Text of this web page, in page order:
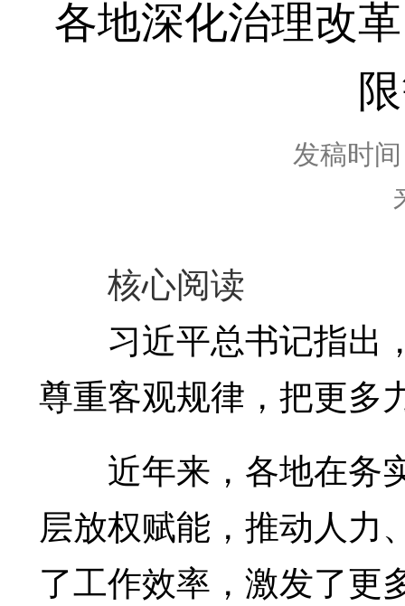
各地深化治理改
发稿时
核心阅读
习近平总书记指出
尊重客观规律，把更多
近年来，各地在务
层放权赋能，推动人力
了工作效率，激发了更